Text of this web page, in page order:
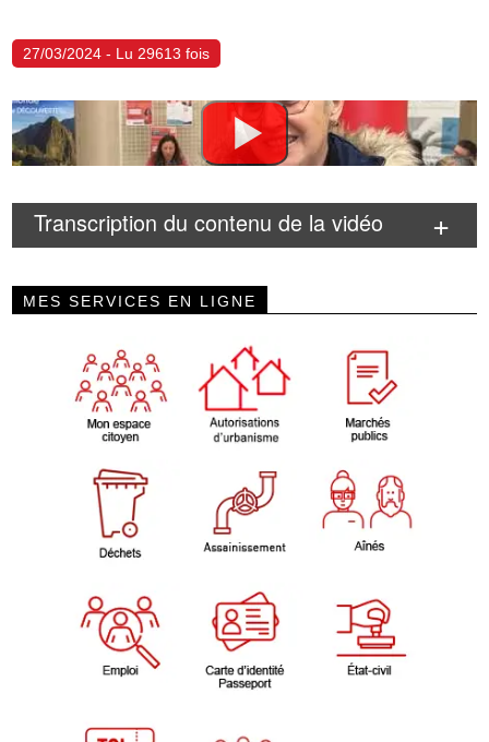
27/03/2024 - Lu 29613 fois
Transcription du contenu de la vidéo
MES SERVICES EN LIGNE